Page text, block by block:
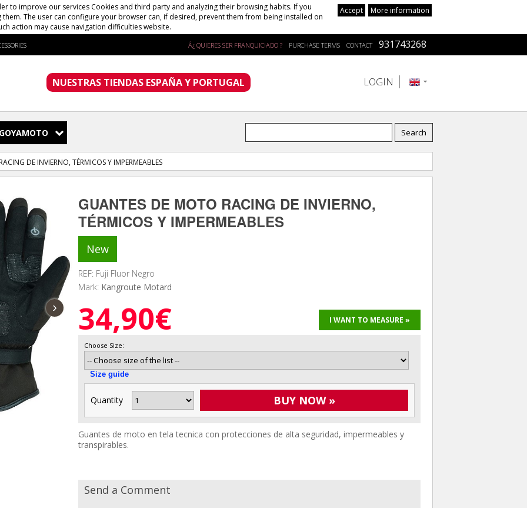
to improve our services Cookies and third party and analyzing their browsing habits. If you
The user can configure your browser can, if desired, prevent them from being installed on
action may cause navigation difficulties website.
Accept More information
Â¿ QUIERES SER FRANQUICIADO ? PURCHASE TERMS CONTACT 931743268
NUESTRAS TIENDAS ESPAÑA Y PORTUGAL LOGIN
DE INVIERNO, TÉRMICOS Y IMPERMEABLES
›
GUANTES DE MOTO RACING DE INVIERNO,
TÉRMICOS Y IMPERMEABLES
New
REF: Fuji Fluor Negro
Mark: Kangroute Motard
34,90€ I WANT TO MEASURE »
Choose Size:
Size guide
Quantity BUY NOW »
Guantes de moto en tela tecnica con protecciones de alta seguridad, impermeables y
transpirables.
Send a Comment